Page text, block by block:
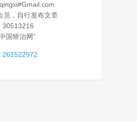
员，自行发布文章
30513216
国矫治网”
261522972